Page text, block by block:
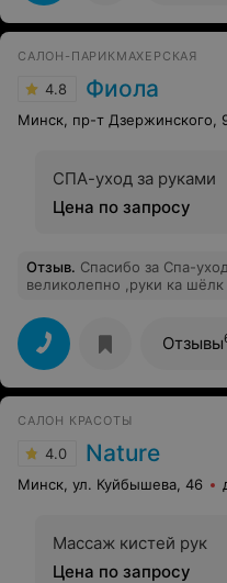
САЛОН-ПАРИКМАХЕРСКАЯ
4.8 Фиола
Минск, пр-т Дзержинского,
СПА-уход за руками
Цена по запросу
Отзыв. Спасибо за Спа-
великолепно ,руки ка
заботу об клиентах !
Отзывы
САЛОН КРАСОТЫ
4.0 Nature
Минск, ул. Куйбышева, 46
Массаж кистей рук
Цена по запросу